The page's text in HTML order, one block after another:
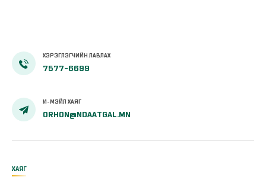
ХЭРЭГЛЭГЧИЙН ЛАВЛАХ
7577-6699
И-МЭЙЛ ХАЯГ
ORHON@NDAATGAL.MN
ХАЯГ